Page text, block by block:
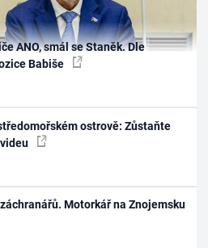
ANO, smál se Staněk. Dle
Babiše
ostrově: Zůstaňte
Motorkář na Znojemsku